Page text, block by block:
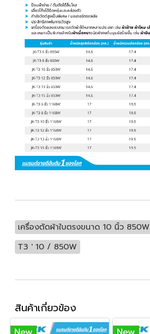
เครื่องตัดผ้าใบตรงขนาด 10 นิ้ว 850W
T3 ' 10 / 850W
สินค้าเกี่ยวข้อง